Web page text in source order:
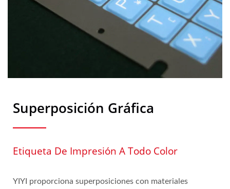
Superposición Gráfica
Etiqueta De Impresión A Todo Color
YIYI proporciona superposiciones con materiales